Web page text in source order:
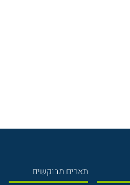
תארים מבוקשים